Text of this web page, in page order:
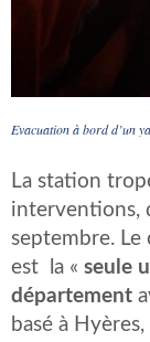
Evacuation à bord d’un
La station
interventions,
septembre. Le
est la « seule
département
basé à